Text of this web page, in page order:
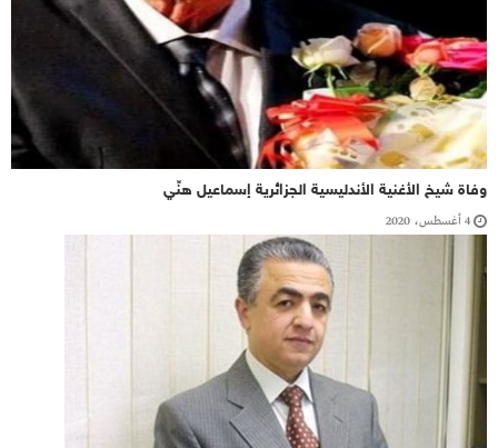
وفاة شيخ الأغنية الأندليسية الجزائرية إسماعيل هنِّي
4 أغسطس، 2020